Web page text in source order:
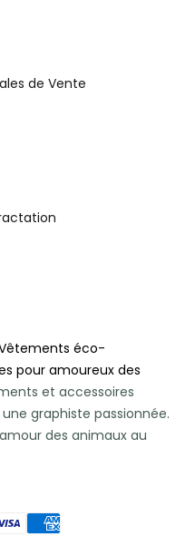
de Vente
éco-
pour amoureux des
et accessoires
graphiste passionnée.
des animaux au